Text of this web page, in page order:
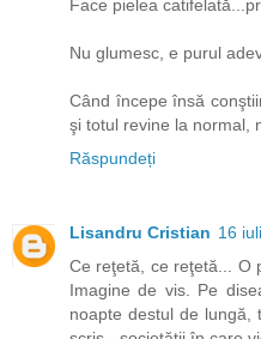
Face pielea
Nu glumesc, e purul
Când începe însă
şi totul revine la normal,
Răspundeți
Lisandru Cristian 16
Ce reţetă, ce reţetă... O
Imagine de vis. Pe
noapte destul de